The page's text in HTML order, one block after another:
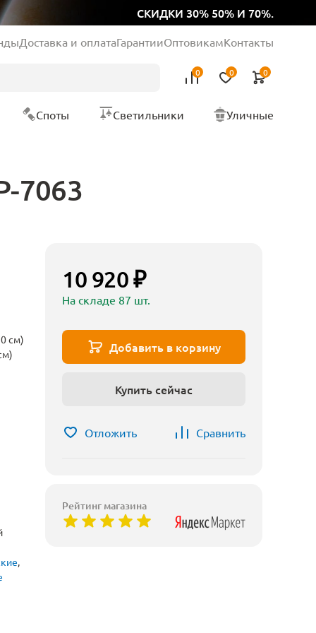
СКИДКИ 30% 50% И 70%.
Доставка и оплатаГарантииОптовикамКонтакты
0 0 0
Споты Светильники Уличные
7063
см)
,
10 920 ₽
На складе 87 шт.
Добавить в корзину
Купить сейчас
Отложить Сравнить
Рейтинг магазина